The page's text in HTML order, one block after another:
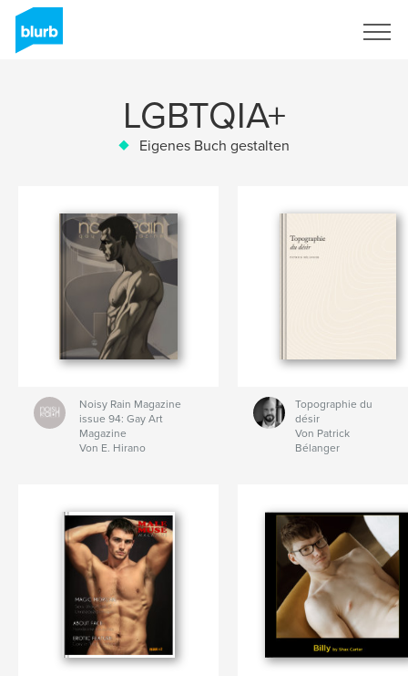
LGBTQIA+
Eigenes Buch gestalten
Noisy Rain Magazine
issue 94: Gay Art
Magazine
Von E. Hirano
Topographie du
désir
Von Patrick
Bélanger